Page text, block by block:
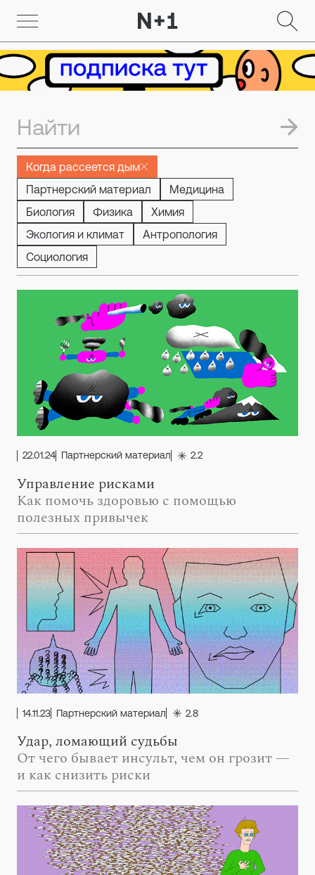
Когда рассеется дым
Партнерский материал
Медицина
Биология
Физика
Химия
Экология и климат
Антропология
Социология
22.01.24 Партнерский материал 2.2
Управление рисками
Как помочь здоровью с помощью
полезных привычек
14.11.23 Партнерский материал 2.8
Удар, ломающий судьбы
От чего бывает инсульт, чем он грозит —
и как снизить риски